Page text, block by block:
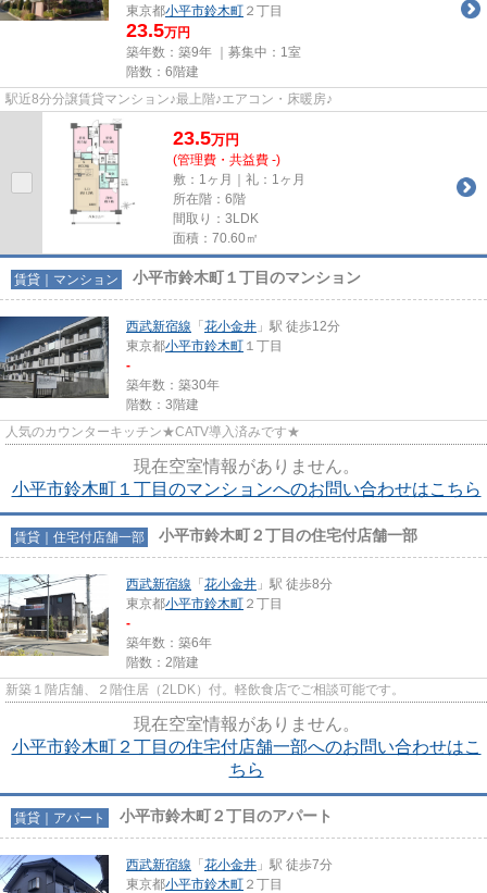
東京都小平市鈴木町 ２丁目
23.5万円
築年数：築9年 ｜募集中： 1室
階数：6階建
駅近8分分譲賃貸マンション♪最上階♪エアコン・床暖房♪
23.5万円
(管理費・共益費 -)
敷：1ヶ月｜礼：1ヶ月
所在階：6階
間取り：3LDK
面積：70.60㎡
賃貸｜マンション 小平市鈴木町１丁目のマンション
西武新宿線 「 花小金井 」駅 徒歩12分
東京都小平市鈴木町 １丁目
-
築年数：築30年
階数：3階建
人気のカウンターキッチン★CATV導入済みです★
現在空室情報がありません。
小平市鈴木町１丁目のマンションへのお問い合わせはこちら
賃貸｜住宅付店舗一部 小平市鈴木町２丁目の住宅付店舗一部
西武新宿線 「 花小金井 」駅 徒歩8分
東京都小平市鈴木町 ２丁目
-
築年数：築6年
階数：2階建
新築１階店舗、２階住居（2LDK）付。軽飲食店でご相談可能です。
現在空室情報がありません。
小平市鈴木町２丁目の住宅付店舗一部へのお問い合わせはこ
ちら
賃貸｜アパート 小平市鈴木町２丁目のアパート
西武新宿線 「 花小金井 」駅 徒歩7分
東京都小平市鈴木町 ２丁目